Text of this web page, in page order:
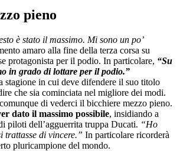
pieno
è stato il massimo. Mi sono un po’
amaro alla fine della terza corsa su
protagonista per il podio. In particolare, “Su
in grado di lottare per il podio.”
stagione in cui deve difendere il suo titolo
che sia cominciata nel migliore dei modi.
di vederci il bicchiere mezzo pieno.
dato il massimo possibile, insidiando a
piloti dell’agguerrita truppa Ducati. “Ho
trattasse di vincere.” In particolare ricorderà
pluricampione del mondo.